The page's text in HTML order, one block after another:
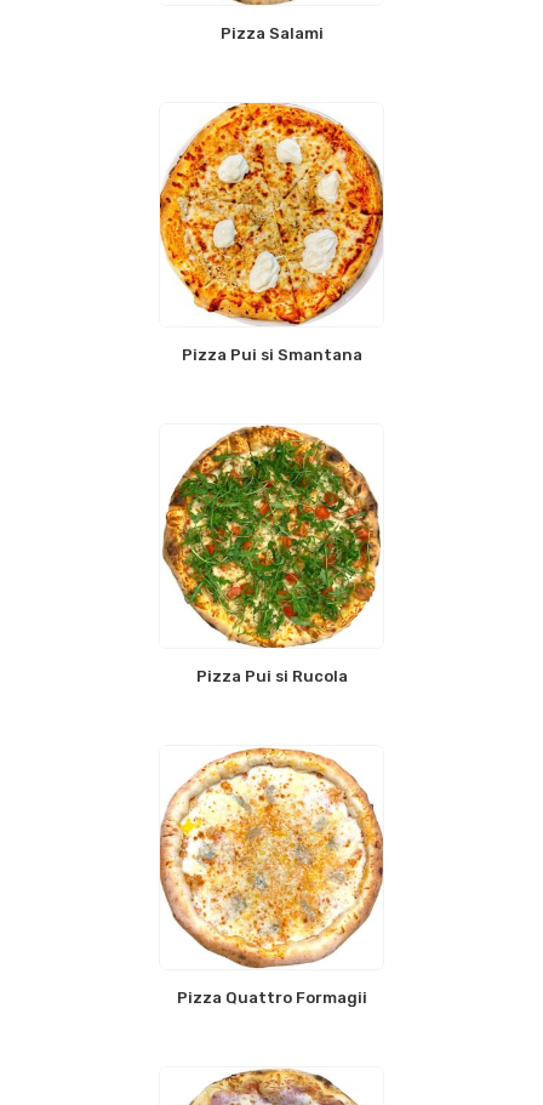
Pizza Salami
Pizza Pui si Smantana
Pizza Pui si Rucola
Pizza Quattro Formagii